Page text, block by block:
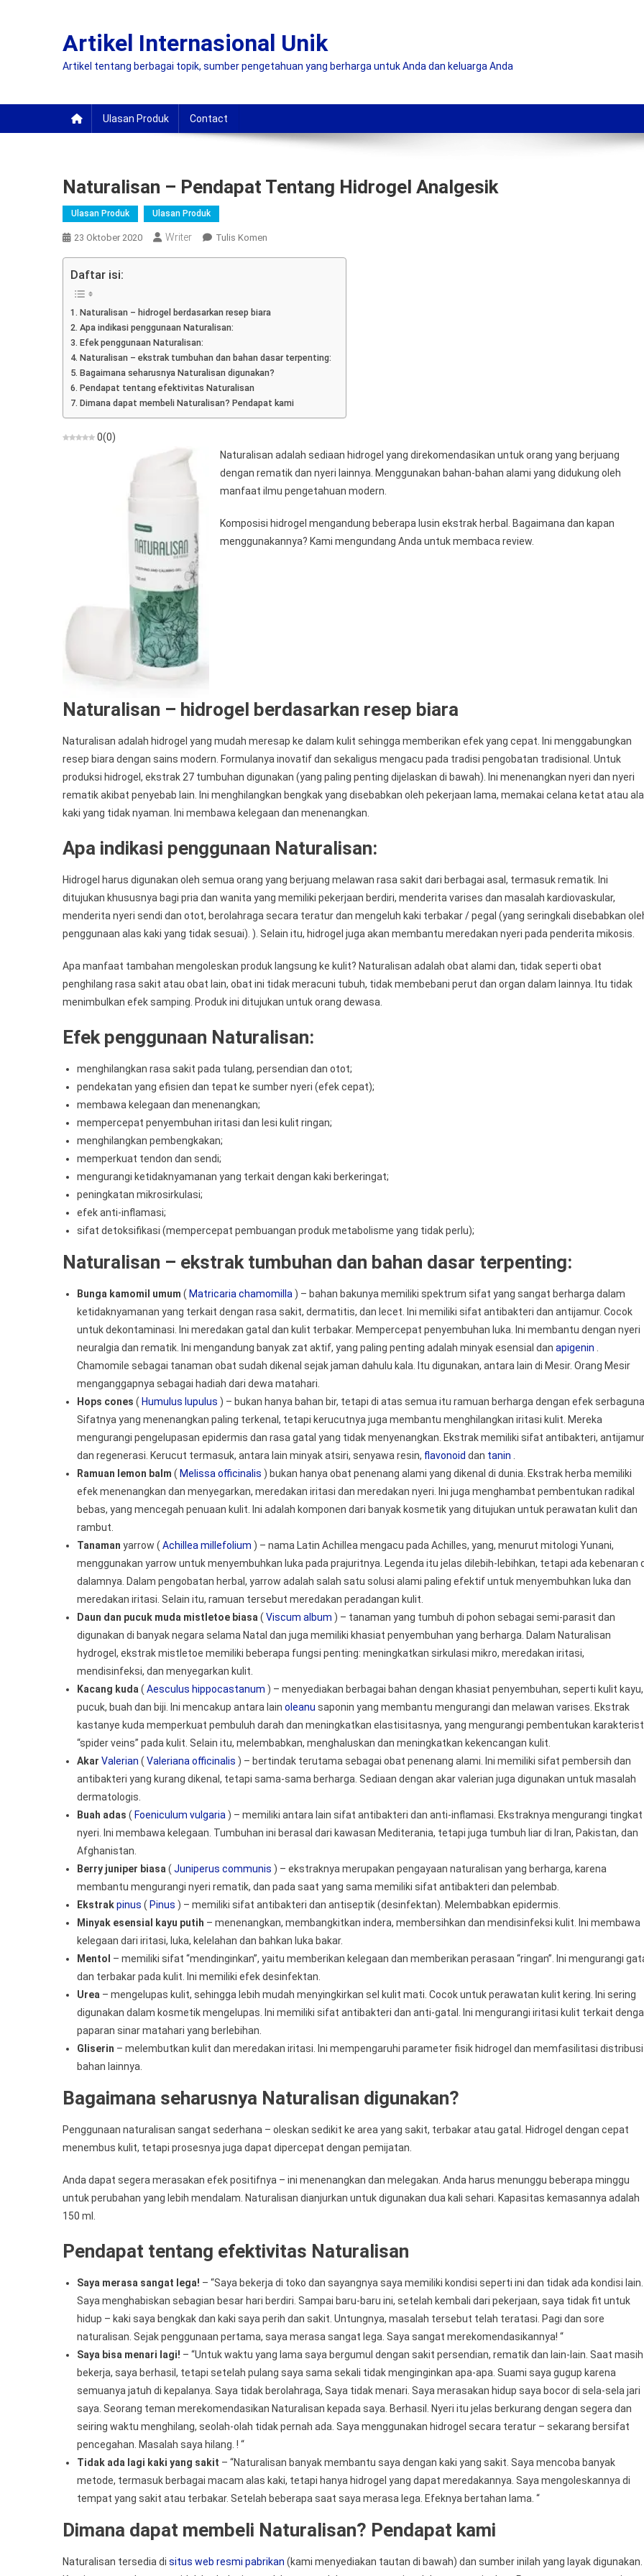
Artikel Internasional Unik
Artikel tentang berbagai topik, sumber pengetahuan yang berharga untuk Anda dan keluarga Anda
Ulasan Produk Contact
Naturalisan – Pendapat Tentang Hidrogel Analgesik
Ulasan Produk Ulasan Produk
23 Oktober 2020 Writer Tulis Komen
Daftar isi:
Naturalisan – hidrogel berdasarkan resep biara
Apa indikasi penggunaan Naturalisan:
Efek penggunaan Naturalisan:
Naturalisan – ekstrak tumbuhan dan bahan dasar terpenting:
Bagaimana seharusnya Naturalisan digunakan?
Pendapat tentang efektivitas Naturalisan
Dimana dapat membeli Naturalisan? Pendapat kami
0(0)
Naturalisan adalah sediaan hidrogel yang direkomendasikan untuk orang yang berjuang
dengan rematik dan nyeri lainnya. Menggunakan bahan-bahan alami yang didukung oleh
manfaat ilmu pengetahuan modern.
Komposisi hidrogel mengandung beberapa lusin ekstrak herbal. Bagaimana dan kapan
menggunakannya? Kami mengundang Anda untuk membaca review.
Naturalisan – hidrogel berdasarkan resep biara
Naturalisan adalah hidrogel yang mudah meresap ke dalam kulit sehingga memberikan efek yang cepat. Ini menggabungkan
resep biara dengan sains modern. Formulanya inovatif dan sekaligus mengacu pada tradisi pengobatan tradisional. Untuk
produksi hidrogel, ekstrak 27 tumbuhan digunakan (yang paling penting dijelaskan di bawah). Ini menenangkan nyeri dan nyeri
rematik akibat penyebab lain. Ini menghilangkan bengkak yang disebabkan oleh pekerjaan lama, memakai celana ketat atau
kaki yang tidak nyaman. Ini membawa kelegaan dan menenangkan.
Apa indikasi penggunaan Naturalisan:
Hidrogel harus digunakan oleh semua orang yang berjuang melawan rasa sakit dari berbagai asal, termasuk rematik. Ini
ditujukan khususnya bagi pria dan wanita yang memiliki pekerjaan berdiri, menderita varises dan masalah kardiovaskular,
menderita nyeri sendi dan otot, berolahraga secara teratur dan mengeluh kaki terbakar / pegal (yang seringkali disebabkan
penggunaan alas kaki yang tidak sesuai). ). Selain itu, hidrogel juga akan membantu meredakan nyeri pada penderita mikosis.
Apa manfaat tambahan mengoleskan produk langsung ke kulit? Naturalisan adalah obat alami dan, tidak seperti obat
penghilang rasa sakit atau obat lain, obat ini tidak meracuni tubuh, tidak membebani perut dan organ dalam lainnya. Itu tidak
menimbulkan efek samping. Produk ini ditujukan untuk orang dewasa.
Efek penggunaan Naturalisan:
menghilangkan rasa sakit pada tulang, persendian dan otot;
pendekatan yang efisien dan tepat ke sumber nyeri (efek cepat);
membawa kelegaan dan menenangkan;
mempercepat penyembuhan iritasi dan lesi kulit ringan;
menghilangkan pembengkakan;
memperkuat tendon dan sendi;
mengurangi ketidaknyamanan yang terkait dengan kaki berkeringat;
peningkatan mikrosirkulasi;
efek anti-inflamasi;
sifat detoksifikasi (mempercepat pembuangan produk metabolisme yang tidak perlu);
Naturalisan – ekstrak tumbuhan dan bahan dasar terpenting:
Bunga kamomil umum ( Matricaria chamomilla ) – bahan bakunya memiliki spektrum sifat yang sangat berharga dalam
ketidaknyamanan yang terkait dengan rasa sakit, dermatitis, dan lecet. Ini memiliki sifat antibakteri dan antijamur. Cocok
untuk dekontaminasi. Ini meredakan gatal dan kulit terbakar. Mempercepat penyembuhan luka. Ini membantu dengan nyeri
neuralgia dan rematik. Ini mengandung banyak zat aktif, yang paling penting adalah minyak esensial dan apigenin
Chamomile sebagai tanaman obat sudah dikenal sejak jaman dahulu kala. Itu digunakan, antara lain di Mesir. Orang Mesir
menganggapnya sebagai hadiah dari dewa matahari.
Hops cones ( Humulus lupulus ) – bukan hanya bahan bir, tetapi di atas semua itu ramuan berharga dengan efek
Sifatnya yang menenangkan paling terkenal, tetapi kerucutnya juga membantu menghilangkan iritasi kulit. Mereka
mengurangi pengelupasan epidermis dan rasa gatal yang tidak menyenangkan. Ekstrak memiliki sifat antibakteri, antijamur
dan regenerasi. Kerucut termasuk, antara lain minyak atsiri, senyawa resin, flavonoid dan tanin
Ramuan lemon balm ( Melissa officinalis ) bukan hanya obat penenang alami yang dikenal di dunia. Ekstrak herba memiliki
efek menenangkan dan menyegarkan, meredakan iritasi dan meredakan nyeri. Ini juga menghambat pembentukan radikal
bebas, yang mencegah penuaan kulit. Ini adalah komponen dari banyak kosmetik yang ditujukan untuk perawatan kulit dan
rambut.
Tanaman yarrow ( Achillea millefolium ) – nama Latin Achillea mengacu pada Achilles, yang, menurut mitologi Yunani,
menggunakan yarrow untuk menyembuhkan luka pada prajuritnya. Legenda itu jelas dilebih-lebihkan, tetapi ada kebenaran
dalamnya. Dalam pengobatan herbal, yarrow adalah salah satu solusi alami paling efektif untuk menyembuhkan luka dan
meredakan iritasi. Selain itu, ramuan tersebut meredakan peradangan kulit.
Daun dan pucuk muda mistletoe biasa ( Viscum album ) – tanaman yang tumbuh di pohon sebagai semi-parasit dan
digunakan di banyak negara selama Natal dan juga memiliki khasiat penyembuhan yang berharga. Dalam Naturalisan
hydrogel, ekstrak mistletoe memiliki beberapa fungsi penting: meningkatkan sirkulasi mikro, meredakan iritasi,
mendisinfeksi, dan menyegarkan kulit.
Kacang kuda ( Aesculus hippocastanum ) – menyediakan berbagai bahan dengan khasiat penyembuhan, seperti kulit kayu,
pucuk, buah dan biji. Ini mencakup antara lain oleanu saponin yang membantu mengurangi dan melawan varises. Ekstrak
kastanye kuda memperkuat pembuluh darah dan meningkatkan elastisitasnya, yang mengurangi pembentukan
“spider veins” pada kulit. Selain itu, melembabkan, menghaluskan dan meningkatkan kekencangan kulit.
Akar Valerian ( Valeriana officinalis ) – bertindak terutama sebagai obat penenang alami. Ini memiliki sifat pembersih dan
antibakteri yang kurang dikenal, tetapi sama-sama berharga. Sediaan dengan akar valerian juga digunakan untuk masalah
dermatologis.
Buah adas ( Foeniculum vulgaria ) – memiliki antara lain sifat antibakteri dan anti-inflamasi. Ekstraknya mengurangi tingkat
nyeri. Ini membawa kelegaan. Tumbuhan ini berasal dari kawasan Mediterania, tetapi juga tumbuh liar di Iran, Pakistan, dan
Afghanistan.
Berry juniper biasa ( Juniperus communis ) – ekstraknya merupakan pengayaan naturalisan yang berharga, karena
membantu mengurangi nyeri rematik, dan pada saat yang sama memiliki sifat antibakteri dan pelembab.
Ekstrakpinus ( Pinus ) – memiliki sifat antibakteri dan antiseptik (desinfektan). Melembabkan epidermis.
Minyak esensial kayu putih – menenangkan, membangkitkan indera, membersihkan dan mendisinfeksi kulit. Ini membawa
kelegaan dari iritasi, luka, kelelahan dan bahkan luka bakar.
Mentol – memiliki sifat “mendinginkan”, yaitu memberikan kelegaan dan memberikan perasaan “ringan”. Ini mengurangi
dan terbakar pada kulit. Ini memiliki efek desinfektan.
Urea – mengelupas kulit, sehingga lebih mudah menyingkirkan sel kulit mati. Cocok untuk perawatan kulit kering. Ini sering
digunakan dalam kosmetik mengelupas. Ini memiliki sifat antibakteri dan anti-gatal. Ini mengurangi iritasi kulit terkait
paparan sinar matahari yang berlebihan.
Gliserin – melembutkan kulit dan meredakan iritasi. Ini mempengaruhi parameter fisik hidrogel dan memfasilitasi distribusi
bahan lainnya.
Bagaimana seharusnya Naturalisan digunakan?
Penggunaan naturalisan sangat sederhana – oleskan sedikit ke area yang sakit, terbakar atau gatal. Hidrogel dengan cepat
menembus kulit, tetapi prosesnya juga dapat dipercepat dengan pemijatan.
Anda dapat segera merasakan efek positifnya – ini menenangkan dan melegakan. Anda harus menunggu beberapa minggu
untuk perubahan yang lebih mendalam. Naturalisan dianjurkan untuk digunakan dua kali sehari. Kapasitas kemasannya adalah
150 ml.
Pendapat tentang efektivitas Naturalisan
Saya merasa sangat lega! – “Saya bekerja di toko dan sayangnya saya memiliki kondisi seperti ini dan tidak ada kondisi lain.
Saya menghabiskan sebagian besar hari berdiri. Sampai baru-baru ini, setelah kembali dari pekerjaan, saya tidak fit untuk
hidup – kaki saya bengkak dan kaki saya perih dan sakit. Untungnya, masalah tersebut telah teratasi. Pagi dan sore
naturalisan. Sejak penggunaan pertama, saya merasa sangat lega. Saya sangat merekomendasikannya! “
Saya bisa menari lagi! – “Untuk waktu yang lama saya bergumul dengan sakit persendian, rematik dan lain-lain. Saat masih
bekerja, saya berhasil, tetapi setelah pulang saya sama sekali tidak menginginkan apa-apa. Suami saya gugup karena
semuanya jatuh di kepalanya. Saya tidak berolahraga, Saya tidak menari. Saya merasakan hidup saya bocor di sela-sela jari
saya. Seorang teman merekomendasikan Naturalisan kepada saya. Berhasil. Nyeri itu jelas berkurang dengan segera dan
seiring waktu menghilang, seolah-olah tidak pernah ada. Saya menggunakan hidrogel secara teratur – sekarang bersifat
pencegahan. Masalah saya hilang. ! “
Tidak ada lagi kaki yang sakit – “Naturalisan banyak membantu saya dengan kaki yang sakit. Saya mencoba banyak
metode, termasuk berbagai macam alas kaki, tetapi hanya hidrogel yang dapat meredakannya. Saya mengoleskannya di
tempat yang sakit atau terbakar. Setelah beberapa saat saya merasa lega. Efeknya bertahan lama. “
Dimana dapat membeli Naturalisan? Pendapat kami
Naturalisan tersedia di situs web resmi pabrikan (kami menyediakan tautan di bawah) dan sumber inilah yang layak digunakan.